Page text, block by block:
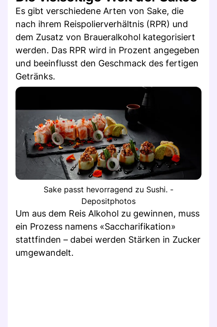
Es gibt verschiedene Arten von Sake, die
nach ihrem Reispolierverhältnis (RPR) und
dem Zusatz von Braueralkohol kategorisiert
werden. Das RPR wird in Prozent angegeben
und beeinflusst den Geschmack des fertigen
Getränks.
Sake passt hevorragend zu Sushi. -
Depositphotos
Um aus dem Reis Alkohol zu gewinnen, muss
ein Prozess namens «Saccharifikation»
stattfinden – dabei werden Stärken in Zucker
umgewandelt.